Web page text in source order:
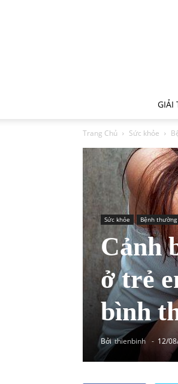
GIẢI
Trang Chủ Sức khỏe
Sức khỏe Bệnh thường
Cảnh
ở trẻ
bình
Bởithienbinh - 12/